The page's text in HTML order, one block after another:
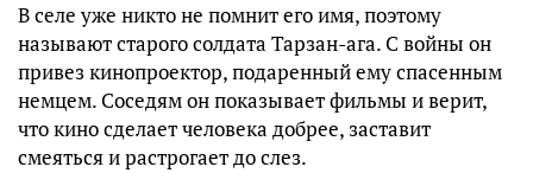
В селе уже никто не помнит его имя, поэтому
называют старого солдата Тарзан-ага. С войны он
привез кинопроектор, подаренный ему спасенным
немцем. Соседям он показывает фильмы и верит,
что кино сделает человека добрее, заставит
смеяться и растрогает до слез.